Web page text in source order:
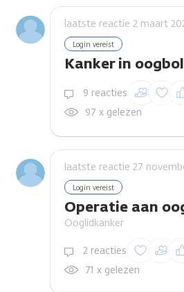
laatste reactie 2 maart
Login vereist
Kanker in
9 reacties Inloggen
reactie te
97 x gelezen
laatste reactie 27
Login vereist
Operatie aan
Ooglidkanker
2 reacties Inloggen
reactie te
71 x gelezen